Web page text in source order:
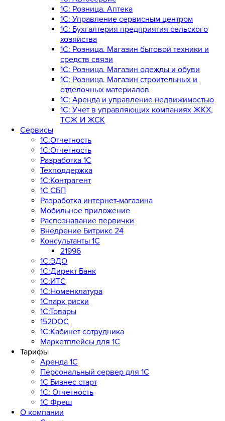
1С: Розница. Аптека
1С: Управление сервисным центром
1С: Бухгалтерия предприятия сельского
хозяйства
1С: Розница. Магазин бытовой техники и
средств связи
1С: Розница. Магазин одежды и обуви
1С: Розница. Магазин строительных и
отделочных материалов
1С: Аренда и управление недвижимостью
1C: Учет в управляющих компаниях ЖКХ,
ТСЖ И ЖСК
Сервисы
1С:Отчетность
1С:Отчетность
Разработка 1С
Техподдержка
1С:Контрагент
1С СБП
Разработка интернет-магазина
Мобильное приложение
Распознавание первички
Внедрение Битрикс 24
Консультанты 1С
21996
1С:ЭДО
1С:Директ Банк
1С:ИТС
1С:Номенклатура
1Спарк риски
1С:Товары
152DOC
1С:Кабинет сотрудника
Маркетплейсы для 1С
Тарифы
Аренда 1С
Персональный сервер для 1С
1С Бизнес старт
1С: Отчетность
1C Фреш
О компании